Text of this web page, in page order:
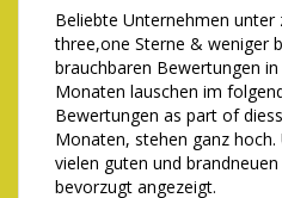
Beliebte Unternehmen unter
three,one Sterne & weniger
brauchbaren Bewertungen
Monaten lauschen im
Bewertungen as part of
Monaten, stehen ganz
vielen guten und
bevorzugt angezeigt.